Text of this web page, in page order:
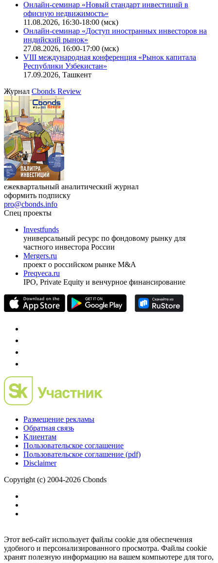
Онлайн-семинар «Новый стандарт инвестиций в
офисную недвижимость»
11.08.2026, 16:30-18:00 (мск)
Онлайн-семинар «Доступ иностранных инвесторов на
индийский рынок»
27.08.2026, 16:00-17:00 (мск)
VIII международная конференция «Рынок капитала
Республики Узбекистан»
17.09.2026, Ташкент
Журнал Cbonds Review
ежеквартальный аналитический журнал
оформить подписку
pro@cbonds.info
Спец проекты
Investfunds
универсальный ресурс по фондовому рынку для
частного инвестора России
Mergers.ru
проект о российском рынке M&A
Preqveca.ru
IPO, Private Equity и венчурное финансирование
Размещение рекламы
Обратная связь
Клиентам
Пользовательское соглашение
Пользовательское соглашение (pdf)
Disclaimer
Copyright (c) 2004-2026 Cbonds
Этот веб-сайт использует файлы cookie для обеспечения
удобного и персонализированного просмотра. Файлы cookie
хранят полезную информацию на вашем компьютере для того,